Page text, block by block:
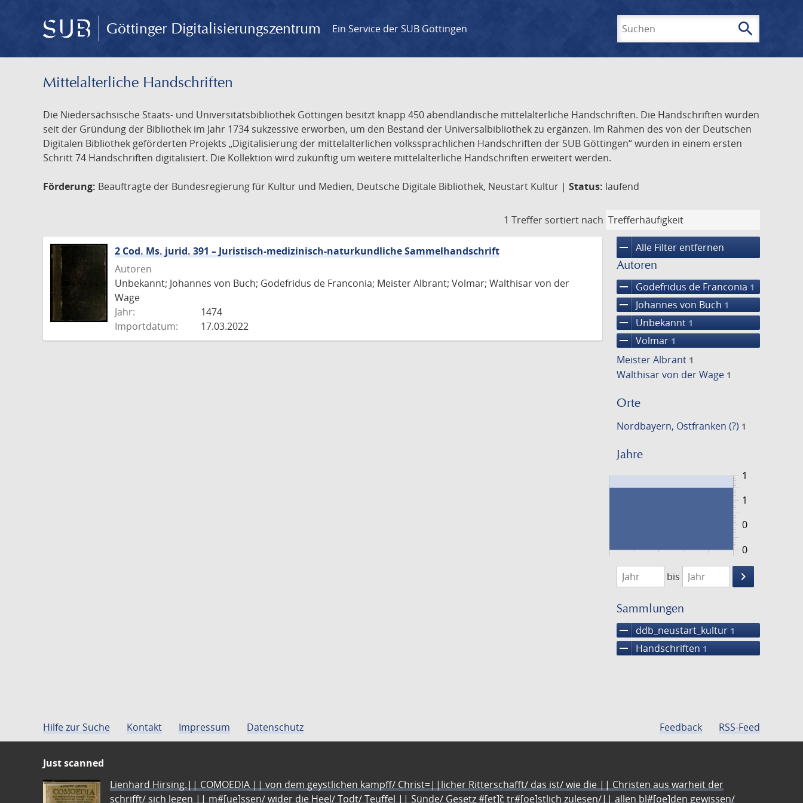
Göttinger Digitalisierungszentrum Ein Service der SUB Göttingen search
Mittelalterliche Handschriften
Die Niedersächsische Staats- und Universitätsbibliothek Göttingen besitzt knapp 450 abendländische mittelalterliche Handschriften. Die Handschriften wurden
seit der Gründung der Bibliothek im Jahr 1734 sukzessive erworben, um den Bestand der Universalbibliothek zu ergänzen. Im Rahmen des von der Deutschen
Digitalen Bibliothek geförderten Projekts „Digitalisierung der mittelalterlichen volkssprachlichen Handschriften der SUB Göttingen“ wurden in einem ersten
Schritt 74 Handschriften digitalisiert. Die Kollektion wird zukünftig um weitere mittelalterliche Handschriften erweitert werden.
Förderung: Beauftragte der Bundesregierung für Kultur und Medien, Deutsche Digitale Bibliothek, Neustart Kultur | Status: laufend
1 Treffer sortiert nach
remove Alle Filter entfernen
Autoren
remove Godefridus de Franconia 1
remove Johannes von Buch 1
remove Unbekannt 1
remove Volmar 1
Meister Albrant 1
Walthisar von der Wage 1
Orte
Nordbayern, Ostfranken (?) 1
Jahre
0
1
0
1
1474
1475
bis
keyboard_arrow_right
Suche
Sammlungen
remove ddb_neustart_kultur 1
remove Handschriften 1
2 Cod. Ms. jurid. 391 – Juristisch-medizinisch-naturkundliche Sammelhandschrift
Autoren
Unbekannt; Johannes von Buch; Godefridus de Franconia; Meister Albrant; Volmar; Walthisar von der
Wage
Jahr:
1474
Importdatum:
17.03.2022
Hilfe zur Suche Kontakt Impressum Datenschutz Feedback RSS-Feed
Just scanned
Lienhard Hirsing.|| COMOEDIA || von dem geystlichen kampff/ Christ=||licher Ritterschafft/ das ist/ wie die || Christen aus warheit der
schrifft/ sich legen || m#[ue]ssen/ wider die Heel/ Todt/ Teuffel || Sünde/ Gesetz #[et]c̃ tr#[oe]stlich zulesen/|| allen bl#[oe]den gewissen/